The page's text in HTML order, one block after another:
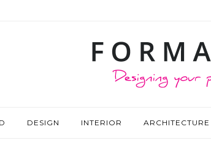
DESIGN INTERIOR ARCHITECTURE